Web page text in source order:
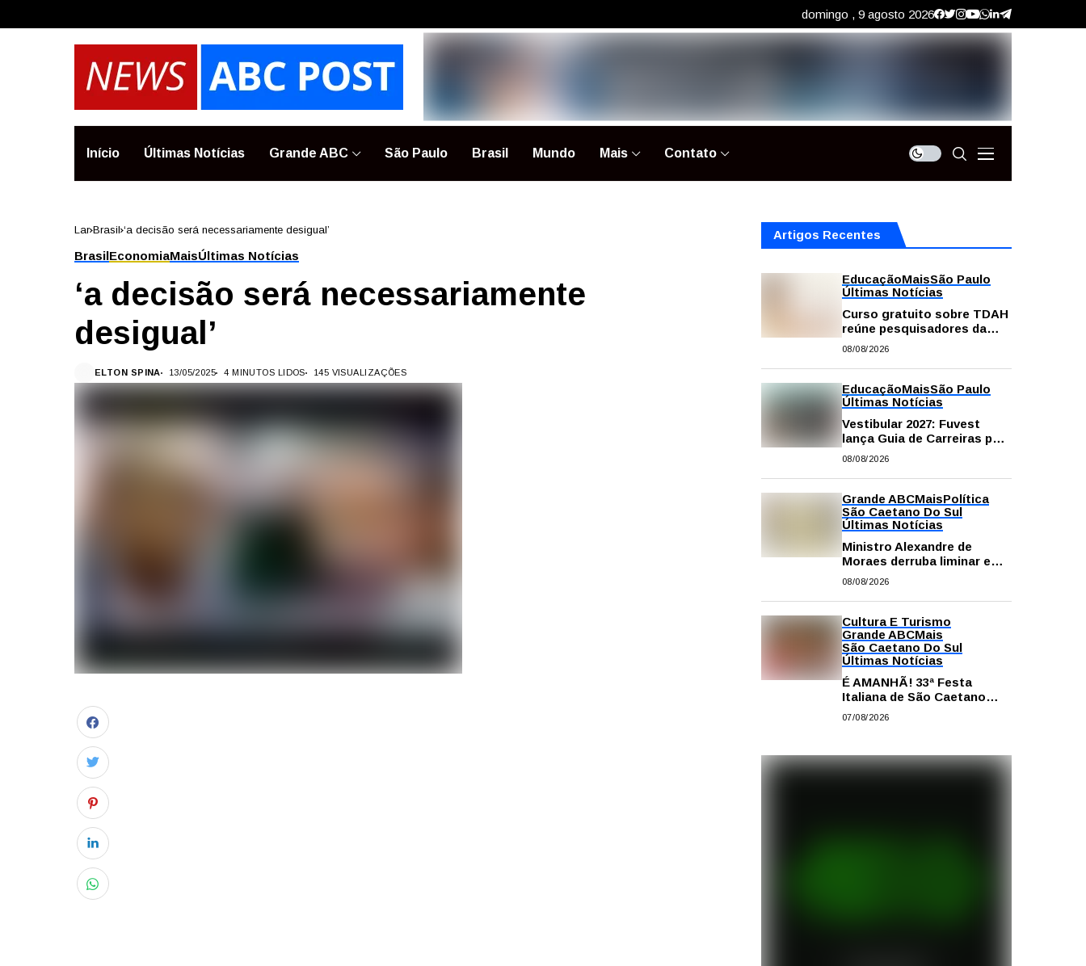
domingo , 9 agosto 2026
Início Últimas Notícias Grande ABC São Paulo Brasil Mundo Mais Contato
Lar Brasil ‘a decisão será necessariamente desigual’
BrasilEconomiaMaisÚltimas Notícias
‘a decisão será necessariamente
desigual’
ELTON SPINA 13/05/2025 4 MINUTOS LIDOS 145 VISUALIZAÇÕES
Artigos Recentes
EducaçãoMaisSão Paulo
Últimas Notícias
Curso gratuito sobre TDAH
reúne pesquisadores da
USP; veja como se
08/08/2026
EducaçãoMaisSão Paulo
Últimas Notícias
Vestibular 2027: Fuvest
lança Guia de Carreiras para
auxiliar candidatos na
08/08/2026
Grande ABCMaisPolítica
São Caetano Do Sul
Últimas Notícias
Ministro Alexandre de
Moraes derruba liminar e
restabelece andamento de
contra vereador Matheus
Gianello
08/08/2026
Cultura E Turismo
Grande ABCMais
São Caetano Do Sul
Últimas Notícias
É AMANHÃ! 33ª Festa
Italiana de São Caetano
começa neste sábado com
07/08/2026